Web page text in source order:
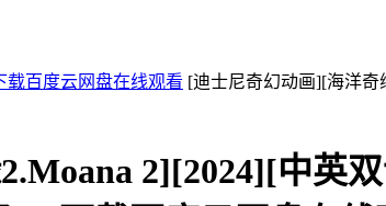
载百度云网盘在线观看 [迪士尼奇幻动画][海洋奇
2][2024][中英